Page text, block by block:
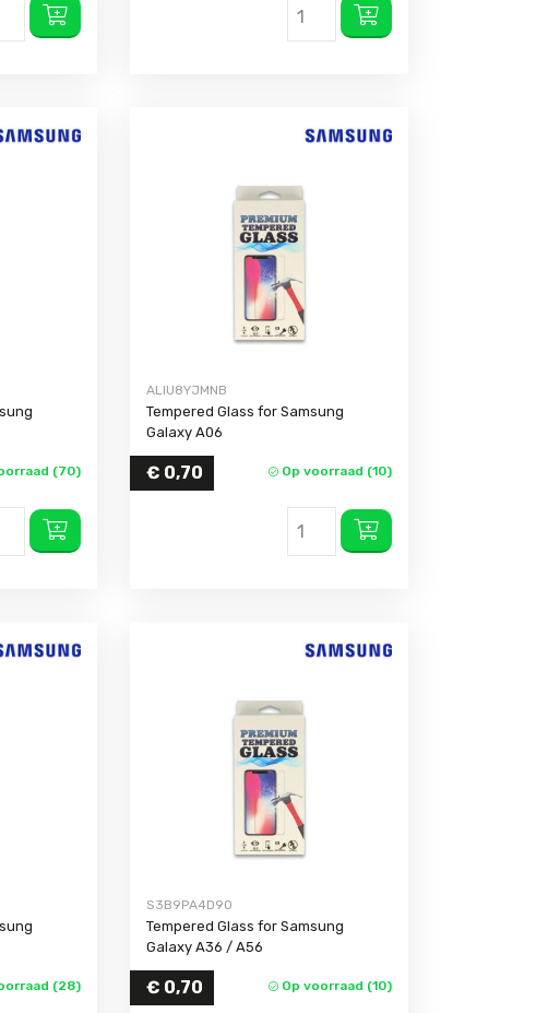
(70)
ALIU8YJMNB
Tempered Glass for Samsung
Galaxy A06
€ 0,70 Op voorraad (10)
(28)
S3B9PA4D90
Tempered Glass for Samsung
Galaxy A36 / A56
€ 0,70 Op voorraad (10)